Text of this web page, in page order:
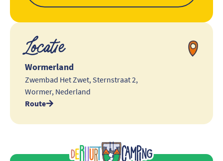
Locatie
Wormerland
Zwembad Het Zwet, Sternstraat 2,
Wormer, Nederland
Route